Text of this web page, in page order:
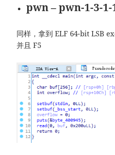
pwn – pwn-1-3-1-
同样，拿到 ELF 64-bit LSB
并且 F5